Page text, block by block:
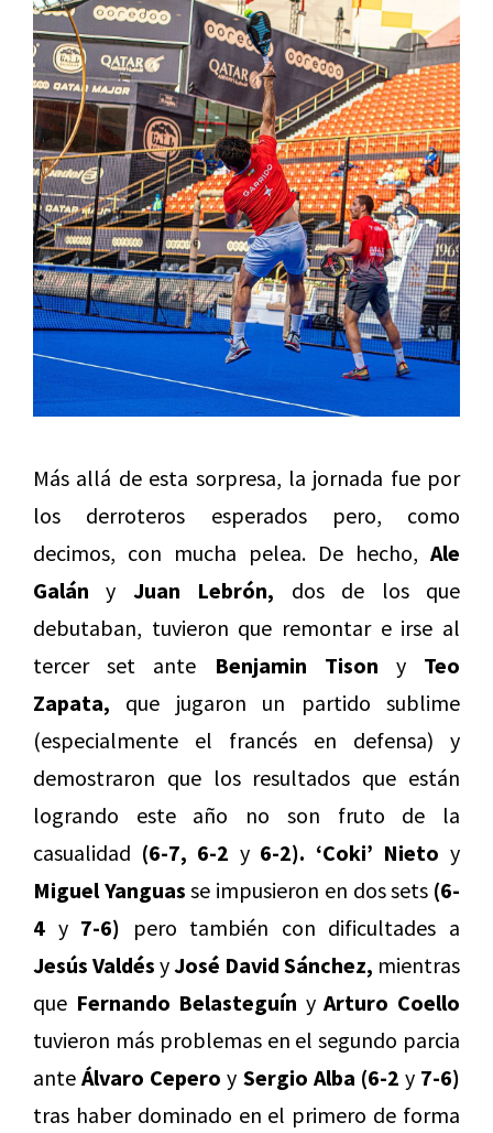
Más allá de esta sorpresa, la jornada fue por
los derroteros esperados pero, como
decimos, con mucha pelea. De hecho, Ale
Galán y Juan Lebrón, dos de los que
debutaban, tuvieron que remontar e irse al
tercer set ante Benjamin Tison y Teo
Zapata, que jugaron un partido sublime
(especialmente el francés en defensa) y
demostraron que los resultados que están
logrando este año no son fruto de la
casualidad (6-7, 6-2 y 6-2). ‘Coki’ Nieto y
Miguel Yanguas se impusieron en dos sets (6-
4 y7-6) pero también con dificultades a
Jesús Valdés yJosé David Sánchez, mientras
que Fernando Belasteguín yArturo Coello
tuvieron más problemas en el segundo parcia
anteÁlvaro Cepero y Sergio Alba (6-2 y 7-6)
tras haber dominado en el primero de forma